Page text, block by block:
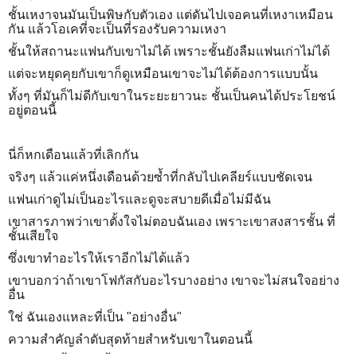
ชั้นเหงาจนมันเป็นพิษกับตัวเอง แต่ดันไปเจอคนที่เหงาเหมือน
กัน แล้วโอเคที่จะเป็นที่รองรับความเหงา
ชั้นให้สถานะแฟนกับเขาไม่ได้ เพราะชั้นยังลืมแฟนเก่าไม่ได้
แต่จะหยุดคุยกับเขาก็ดูเหมือนเขาจะไม่ได้ต้องการแบบนั้น
ทั้งๆ ที่มันก็ไม่ดีกับเขาในระยะยาวนะ ชั้นเป็นคนได้ประโยชน์
อยู่ตอนนี้
นี่ก็หกเดือนแล้วที่เลิกกัน
จริงๆ แล้วแค่หนึ่งเดือนด้วยซ้ำที่กลับไปเคลียร์แบบชัดเจน
แฟนเก่าดูไม่เป็นอะไรและดูจะสบายดีเมื่อไม่มีฉัน
เขาสารภาพว่าเขาตั้งใจไม่ตอบฉันเอง เพราะเขาสงสารชั้น ที่
ชั้นเสียใจ
ซึ่งเขาทำอะไรให้เราอีกไม่ได้แล้ว
เขาบอกว่าถ้าเขาโฟกัสกับอะไรบางอย่าง เขาจะไม่สนใจอย่าง
อื่น
ใช่ ฉันเองแหละที่เป็น "อย่างอื่น"
ความสำคัญลำดับสุดท้ายสำหรับเขาในตอนนี้